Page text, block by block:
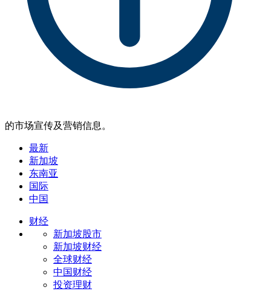
的市场宣传及营销信息。
最新
新加坡
东南亚
国际
中国
财经
新加坡股市
新加坡财经
全球财经
中国财经
投资理财